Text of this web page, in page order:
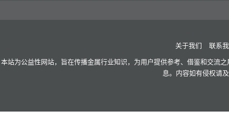
关于我们 联系
本站为公益性网站，旨在传播金属行业知识，为用户提供参考、借鉴和交流
息。内容如有侵权请